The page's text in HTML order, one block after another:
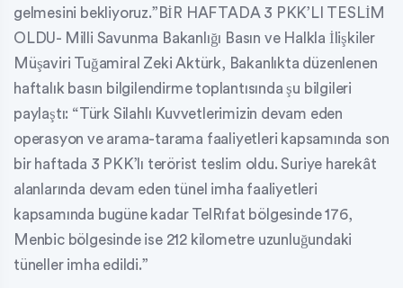
gelmesini bekliyoruz.”BİR HAFTADA 3 PKK’LI TESLİM
OLDU- Milli Savunma Bakanlığı Basın ve Halkla İlişkiler
Müşaviri Tuğamiral Zeki Aktürk, Bakanlıkta düzenlenen
haftalık basın bilgilendirme toplantısında şu bilgileri
paylaştı: “Türk Silahlı Kuvvetlerimizin devam eden
operasyon ve arama-tarama faaliyetleri kapsamında son
bir haftada 3 PKK’lı terörist teslim oldu. Suriye harekât
alanlarında devam eden tünel imha faaliyetleri
kapsamında bugüne kadar TelRıfat bölgesinde 176,
Menbic bölgesinde ise 212 kilometre uzunluğundaki
tüneller imha edildi.”